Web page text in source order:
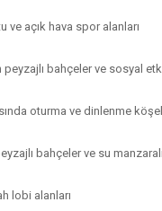
ve açık hava spor alanları
peyzajlı bahçeler ve sosyal
oturma ve dinlenme
bahçeler ve su
lobi alanları